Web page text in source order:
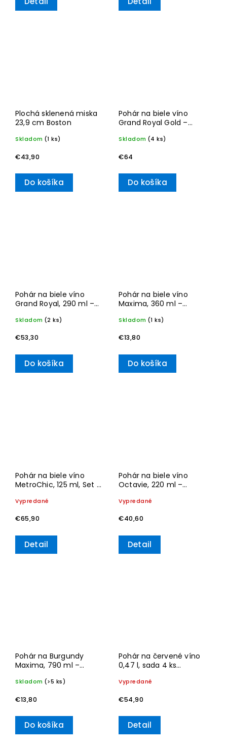
Plochá sklenená miska
23,9 cm Boston
Skladom (1 ks)
€43,90
Do košíka
Pohár na biele víno
Grand Royal Gold –
Skladom (4 ks)
€64
Do košíka
Pohár na biele víno
Grand Royal, 290 ml –
Skladom (2 ks)
€53,30
Do košíka
Pohár na biele víno
Maxima, 360 ml –
Skladom (1 ks)
€13,80
Do košíka
Pohár na biele víno
MetroChic, 125 ml, Set 2
Vypredané
€65,90
Detail
Pohár na biele víno
Octavie, 220 ml –
Vypredané
€40,60
Detail
Pohár na Burgundy
Maxima, 790 ml –
Skladom (>5 ks)
€13,80
Do košíka
Pohár na červené víno
0,47 l, sada 4 ks
blanc
Vypredané
€54,90
Detail